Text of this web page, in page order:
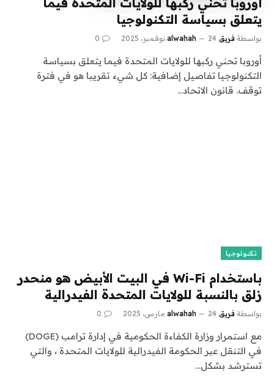
يتعلق بسياسة التكنولوجيا
بواسطة فريق alwahah 24 نوفمبر، 2025 0
أوروبا تحني ركبها للولايات المتحدة فيما يتعلق بسياسة
التكنولوجيا تفاصيل إضافية: كل شيء تقريبا هو في فترة
توقف. قانون الاتحاد…
تكنولوجيا
باستخدام Wi-Fi في البيت الأبيض هو منحدر
زلق بالنسبة للولايات المتحدة الفيدرالية
بواسطة فريق alwahah 24 مارس، 2025 0
مع استمرار وزارة الكفاءة الحكومية في إدارة ترامب (DOGE)
في التنقل عبر الحكومة الفيدرالية للولايات المتحدة ، والتي
تسترشد بشكل…